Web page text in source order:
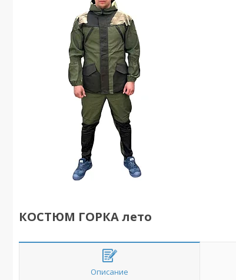
КОСТЮМ ГОРКА лето
Описание